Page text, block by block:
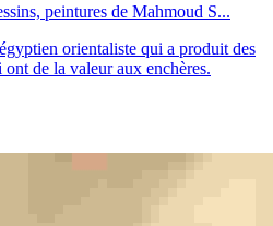
peintures de Mahmoud S...
orientaliste qui a produit des
de la valeur aux enchères.